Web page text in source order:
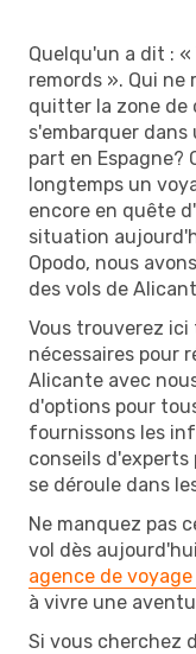
Quelqu'un a dit :
remords ». Qui ne
quitter la zone
s'embarquer
part en Espagne?
longtemps un
encore en quête
situation
Opodo, nous
des vols de
Vous trouverez
nécessaires pour
Alicante avec
d'options pour
fournissons les
conseils d'experts
se déroule dans
Ne manquez pas
vol dès
agence de
à vivre une
Si vous cherchez